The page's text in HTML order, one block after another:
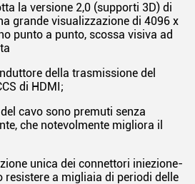
la versione 2,0 (supporti 3D) di
grande visualizzazione di 4096 x
punto a punto, scossa visiva ad
della trasmissione del
di HDMI;
cavo sono premuti senza
che notevolmente migliora il
unica dei connettori iniezione-
resistere a migliaia di periodi delle